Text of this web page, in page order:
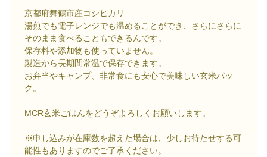
京都府舞鶴市産コシヒカリ
湯煎でも電子レンジでも温めることができ、さらにさらに
そのまま食べることもできるんです。
保存料や添加物も使っていません。
製造から長期間常温で保存できます。
お弁当やキャンプ、非常食にも安心で美味しい玄米パッ
ク。
MCR玄米ごはんをどうぞよろしくお願いします。
※申し込みが在庫数を超えた場合は、少しお待たせする可
能性もありますのでご了承ください。